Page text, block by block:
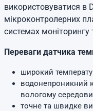
використовуватися в
мікроконтролерних
системах моніторингу
Переваги датчика
широкий
водонепроникний
вологому
точне та швидке